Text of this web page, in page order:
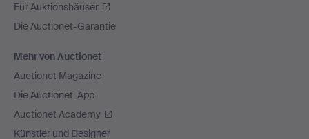
Für Auktionshäuser
Die Auctionet-Garantie
Mehr von Auctionet
Auctionet Magazine
Die Auctionet-App
Auctionet Academy
Künstler und Designer